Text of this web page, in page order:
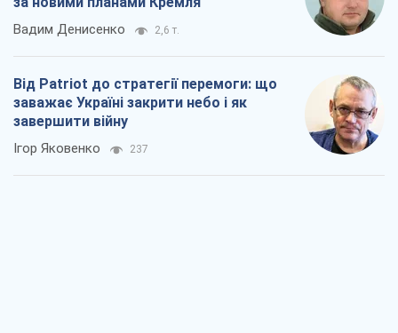
Вадим Денисенко 2,6 т.
Від Patriot до стратегії перемоги: що
заважає Україні закрити небо і як
завершити війну
Ігор Яковенко 237